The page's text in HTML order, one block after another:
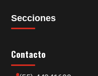
Secciones
Contacto